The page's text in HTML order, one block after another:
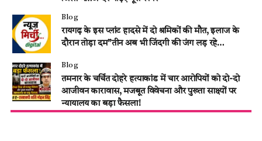
Blog
रायगढ़ के इस प्लांट हादसे में दो श्रमिकों की मौत, इलाज के
दौरान तोड़ा दम”तीन अब भी जिंदगी की जंग लड़ रहे…
Blog
तमनार के चर्चित दोहरे हत्याकांड में चार आरोपियों को दो-दो
आजीवन कारावास, मजबूत विवेचना और पुख्ता साक्ष्यों पर
न्यायालय का बड़ा फैसला!